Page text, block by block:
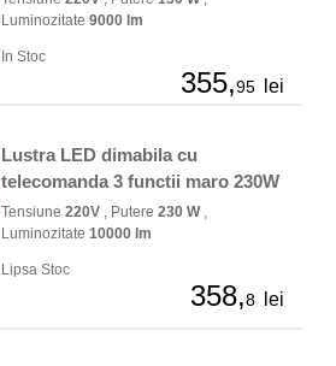
Luminozitate 9000 lm
In Stoc
355,95 lei
Lustra LED dimabila cu
telecomanda 3 functii maro 230W
Tensiune 220V , Putere 230 W,
Luminozitate 10000 lm
Lipsa Stoc
358,8 lei